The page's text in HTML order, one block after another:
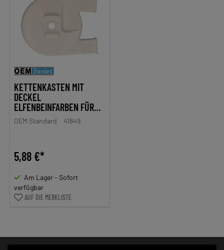
KETTENKASTEN MIT
DECKEL
ELFENBEINFARBEN FÜR
SIMSON S50, S51, S53,
S70, S83, SR4-1 SPATZ,
KR51/1 SCHWALBE,
OEM Standard 41849
5,88 €*
Am Lager - Sofort
verfügbar
AUF DIE MERKLISTE